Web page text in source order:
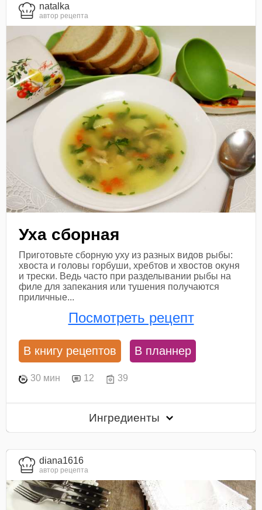
natalka
автор рецепта
Уха сборная
Приготовьте сборную уху из разных видов рыбы:
хвоста и головы горбуши, хребтов и хвостов окуня
и трески. Ведь часто при разделывании рыбы на
филе для запекания или тушения получаются
приличные...
Посмотреть рецепт
В книгу рецептов В планнер
30 мин 12 39
Ингредиенты
diana1616
автор рецепта